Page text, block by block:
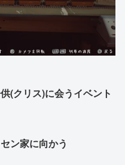
(クリス)に会うイベント
ン家に向かう